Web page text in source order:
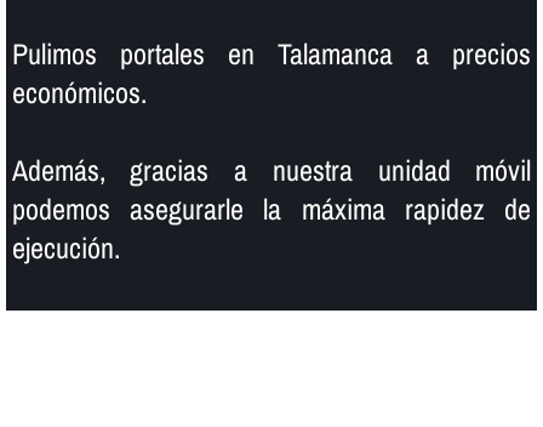
Pulimos portales en Talamanca a precios
económicos.
Además, gracias a nuestra unidad móvil
podemos asegurarle la máxima rapidez de
ejecución.